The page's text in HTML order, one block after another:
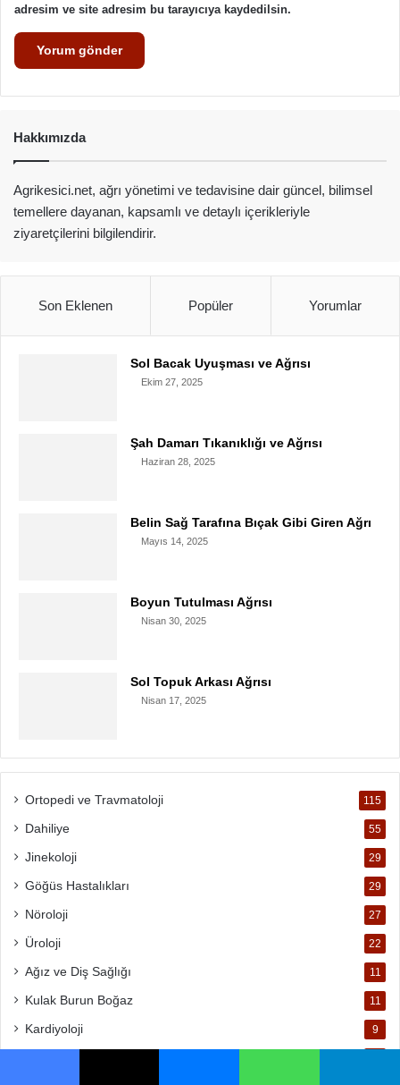
adresim ve site adresim bu tarayıcıya kaydedilsin.
Hakkımızda
Agrikesici.net, ağrı yönetimi ve tedavisine dair güncel, bilimsel
temellere dayanan, kapsamlı ve detaylı içerikleriyle
ziyaretçilerini bilgilendirir.
Son Eklenen Popüler Yorumlar
Sol Bacak Uyuşması ve Ağrısı
Ekim 27, 2025
Şah Damarı Tıkanıklığı ve Ağrısı
Haziran 28, 2025
Belin Sağ Tarafına Bıçak Gibi Giren Ağrı
Mayıs 14, 2025
Boyun Tutulması Ağrısı
Nisan 30, 2025
Sol Topuk Arkası Ağrısı
Nisan 17, 2025
Ortopedi ve Travmatoloji 115
Dahiliye 55
Jinekoloji 29
Göğüs Hastalıkları 29
Nöroloji 27
Üroloji 22
Ağız ve Diş Sağlığı 11
Kulak Burun Boğaz 11
Kardiyoloji 9